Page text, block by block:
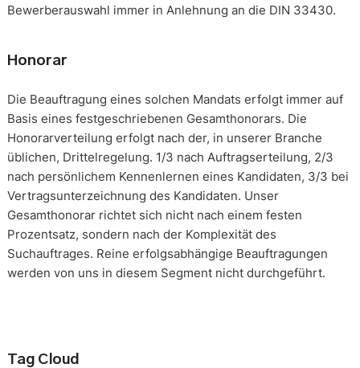
Bewerberauswahl immer in Anlehnung an die DIN 33430.
Honorar
Die Beauftragung eines solchen Mandats erfolgt immer auf
Basis eines festgeschriebenen Gesamthonorars. Die
Honorarverteilung erfolgt nach der, in unserer Branche
üblichen, Drittelregelung. 1/3 nach Auftragserteilung, 2/3
nach persönlichem Kennenlernen eines Kandidaten, 3/3 bei
Vertragsunterzeichnung des Kandidaten. Unser
Gesamthonorar richtet sich nicht nach einem festen
Prozentsatz, sondern nach der Komplexität des
Suchauftrages. Reine erfolgsabhängige Beauftragungen
werden von uns in diesem Segment nicht durchgeführt.
Tag Cloud